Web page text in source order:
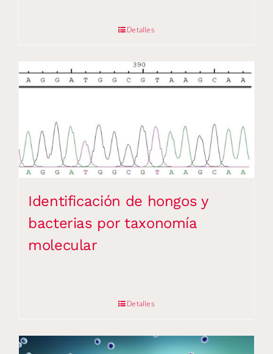
Detalles
Identificación de hongos y
bacterias por taxonomía
molecular
Detalles